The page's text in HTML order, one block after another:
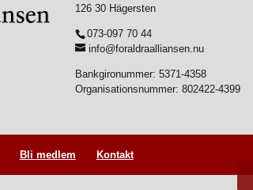
126 30 Hägersten
073-097 70 44
info@foraldraalliansen.nu
Bankgironummer: 5371-4358
Organisationsnummer: 802422-4399
Bli medlem Kontakt